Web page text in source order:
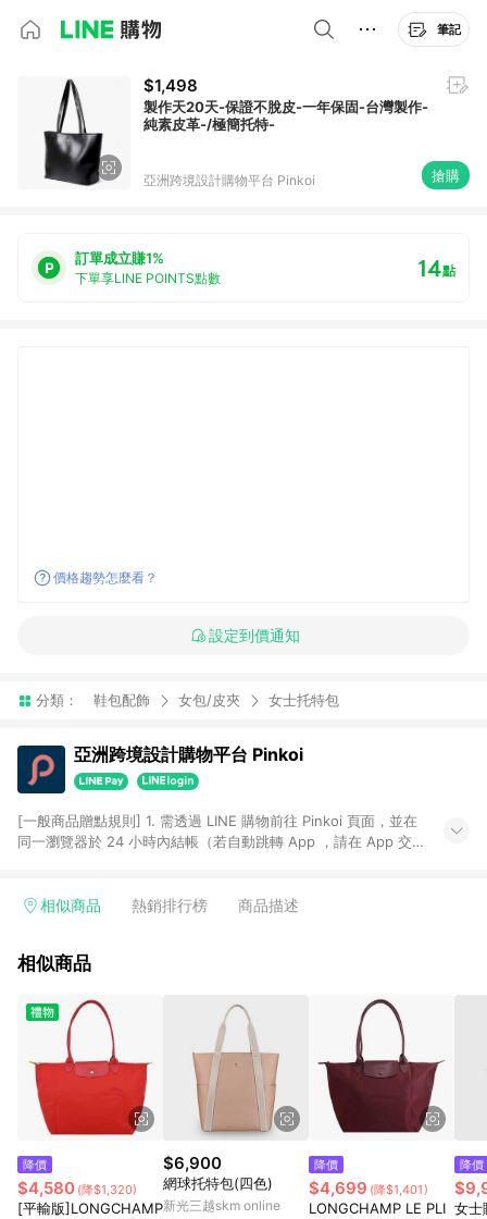
筆記
$1,498
製作天20天-保證不脫皮-一年保固-台灣製作-
純素皮革-/極簡托特-
亞洲跨境設計購物平台 Pinkoi 搶購
訂單成立賺1%
下單享LINE POINTS點數 14點
價格趨勢怎麼看？
設定到價通知
分類： 鞋包配飾 女包/皮夾 女士托特包
亞洲跨境設計購物平台 Pinkoi
[一般商品贈點規則] 1. 需透過 LINE 購物前往 Pinkoi 頁面，並在
同一瀏覽器於 24 小時內結帳（若自動跳轉 App ，請在 App 交
回饋訂單不得享有 Pinkoi 站方優惠，例如首購優惠，P coins，
行為，不具贈點資格，部分退款不在此限。 6. APP 請更新至
貨後 45 天後發送。 8. 群眾募資商品，禮物卡，開館保證金，補
運費，攤位費等不具贈點資格。 9. LINE 購物站上之商品規格、
顏色、價位、贈品如與 Pinkoi 商品資訊頁及購物車不符，以
Pinkoi 購物商品資訊頁及購物車標示為準。 10. 點數紅包使用規
則請以點數紅包活動說明為準。 11. 若於 LINE 購物前往 Pinkoi
頁面後才首次下載 Pinkoi APP 並完成訂單，不符合導購資格；承
上，首次下載 Pinkoi APP 後，需透過 LINE 購物前往 Pinkoi 頁
相似商品 熱銷排行榜 商品描述
相似商品
降價
$4,580 (降$1,320)
[平輸版]LONGCHAMP
$6,900
網球托特包(四色)
新光三越skm online
降價
$4,699 (降$1,401)
LONGCHAMP LE PLI
降價
女士